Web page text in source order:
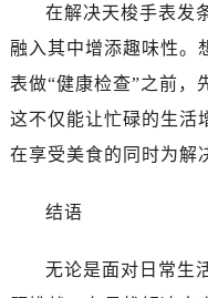
在解决天梭手表发
融入其中增添趣味性。
表做“健康检查”之前，
这不仅能让忙碌的生活
在享受美食的同时为解
结语
无论是面对日常生